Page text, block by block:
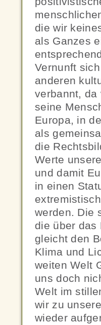
die wir
als Ganzes
Vernunft
anderen
verbannt, da
seine
Europa, in
als
die
Werte
und damit
in einen
werden. Die
die über das
gleicht den
Klima und
weiten Welt
uns doch
Welt im
wir zu
wieder